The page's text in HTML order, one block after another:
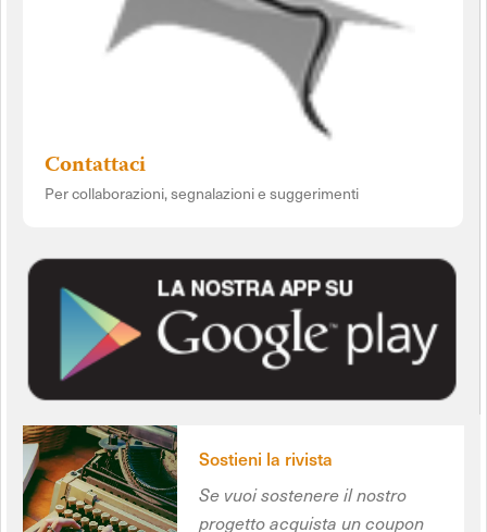
Contattaci
Per collaborazioni, segnalazioni e suggerimenti
Sostieni la rivista
Se vuoi sostenere il nostro
progetto acquista un coupon